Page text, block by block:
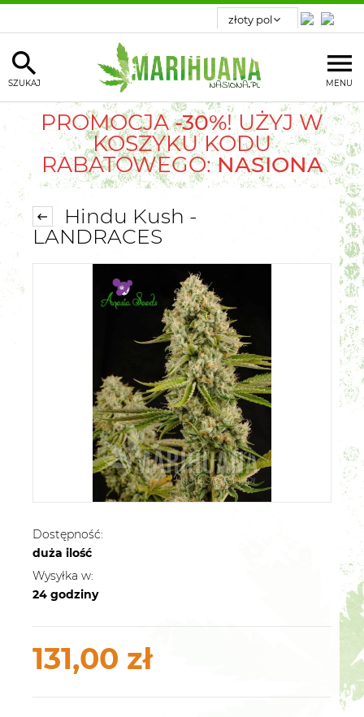
MENU
SZUKAJ
PROMOCJA-30%! UŻYJ W
KOSZYKU KODU
RABATOWEGO:NASIONA
Hindu Kush -
LANDRACES
Dostępność:
duża ilość
Wysyłka w:
24 godziny
131,00 zł